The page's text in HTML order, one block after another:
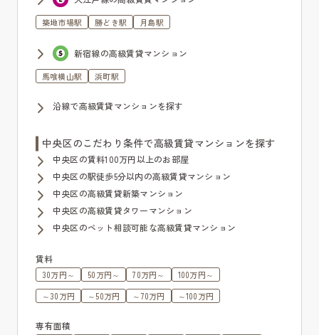
築地市場駅 勝どき駅 月島駅
新宿線の高級賃貸マンション
馬喰横山駅 浜町駅
沿線で高級賃貸マンションを探す
中央区のこだわり条件で高級賃貸マンションを探す
中央区の賃料100万円以上のお部屋
中央区の駅徒歩5分以内の高級賃貸マンション
中央区の高級賃貸新築マンション
中央区の高級賃貸タワーマンション
中央区のペット相談可能な高級賃貸マンション
賃料
30万円～ 50万円～ 70万円～
100万円～
～30万円
～50万円 ～70万円 ～100万円
専有面積